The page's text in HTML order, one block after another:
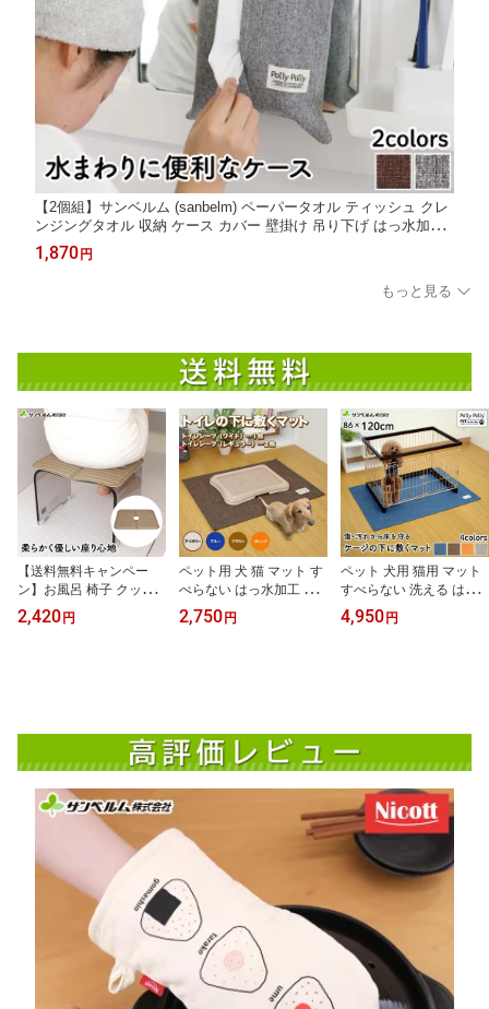
【2個組】サンベルム (sanbelm) ペーパータオル ティッシュ クレ
ンジングタオル 収納 ケース カバー 壁掛け 吊り下げ はっ水加工
布製
1,870 円
もっと見る
【送料無料キャンペー
ン】お風呂 椅子 クッシ
ョン 浴室 浴用 風呂椅子
水濡れ対応 ブラウン い
2,420円
ペット用 犬 猫 マット す
べらない はっ水加工 56×
70cm 洗える 床暖房対応
トイレ マットトイレの下
2,750円
ペット 犬用 猫用 マット
すべらない 洗える はっ
水加工 86×120cm 床暖房
対応 ケージの下に敷くマ
4,950円